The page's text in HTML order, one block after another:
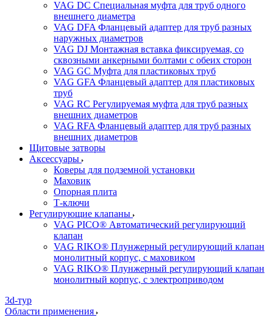
VAG DC Специальная муфта для труб одного
внешнего диаметра
VAG DFA Фланцевый адаптер для труб разных
наружных диаметров
VAG DJ Монтажная вставка фиксируемая, со
сквозными анкерными болтами с обеих сторон
VAG GC Муфта для пластиковых труб
VAG GFA Фланцевый адаптер для пластиковых
труб
VAG RC Регулируемая муфта для труб разных
внешних диаметров
VAG RFA Фланцевый адаптер для труб разных
внешних диаметров
Щитовые затворы
Аксессуары
Коверы для подземной установки
Маховик
Опорная плита
Т-ключи
Регулирующие клапаны
VAG PICO® Автоматический регулирующий
клапан
VAG RIKO® Плунжерный регулирующий клапан
монолитный корпус, с маховиком
VAG RIKO® Плунжерный регулирующий клапан
монолитный корпус, с электроприводом
3d-тур
Области применения